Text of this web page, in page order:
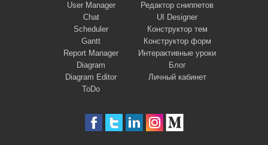
User Manager
Chat
Scheduler
Gantt
Report Manager
Diagram
Diagram Editor
ToDo
Редактор сниппетов
UI Designer
Конструктор тем
Конструктор форм
Интерактивные уроки
Блог
Личный кабинет